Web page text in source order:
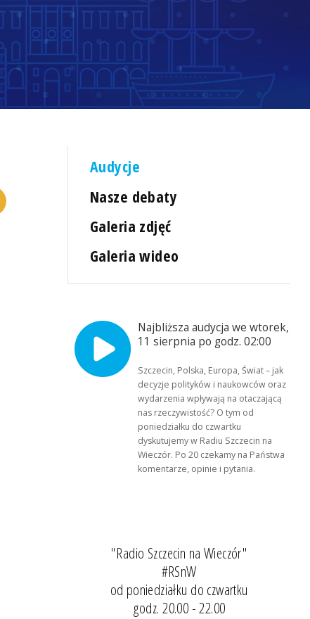
Audycje
Nasze debaty
Galeria zdjęć
Galeria wideo
Najbliższa audycja we wtorek,
11 sierpnia po godz. 02:00
Szczecin, Polska, Europa, Świat – jak
decyzje polityków i naukowców oraz
wydarzenia wpływają na otaczającą
nas rzeczywistość? O tym od
poniedziałku do czwartku
dyskutujemy w Radiu Szczecin na
Wieczór. Po 20 czekamy na Państwa
komentarze, opinie i pytania.
"Radio Szczecin na Wieczór"
#RSnW
od poniedziałku do czwartku
godz. 20.00 - 22.00